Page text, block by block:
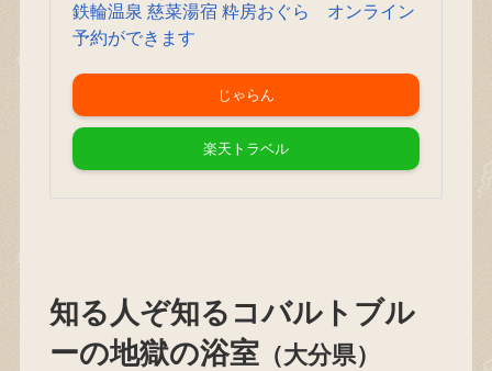
鉄輪温泉 慈菜湯宿 粋房おぐら オンライン
予約ができます
じゃらん
楽天トラベル
知る人ぞ知るコバルトブル
ーの地獄の浴室（大分県）